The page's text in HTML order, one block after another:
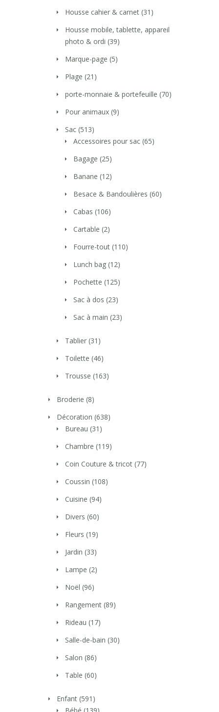
Housse cahier & carnet (31)
Housse mobile, tablette, appareil
photo & ordi (39)
Marque-page (5)
Plage (21)
porte-monnaie & portefeuille (70)
Pour animaux (9)
Sac (513)
Accessoires pour sac (65)
Bagage (25)
Banane (12)
Besace & Bandoulières (60)
Cabas (106)
Cartable (2)
Fourre-tout (110)
Lunch bag (12)
Pochette (125)
Sac à dos (23)
Sac à main (23)
Tablier (31)
Toilette (46)
Trousse (163)
Broderie (8)
Décoration (638)
Bureau (31)
Chambre (119)
Coin Couture & tricot (77)
Coussin (108)
Cuisine (94)
Divers (60)
Fleurs (19)
Jardin (33)
Lampe (2)
Noël (96)
Rangement (89)
Rideau (17)
Salle-de-bain (30)
Salon (86)
Table (60)
Enfant (591)